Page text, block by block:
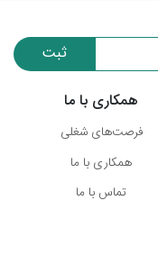
ثبت
همکاری با ما
فرصت‌های شغلی
همکاری با ما
تماس با ما